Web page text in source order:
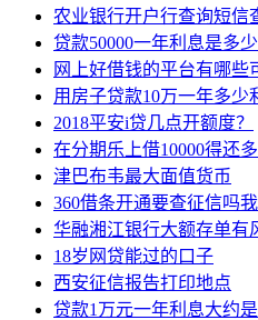
农业银行开户行查询短信
贷款50000一年利息是多
网上好借钱的平台有哪些
用房子贷款10万一年多少
2018平安i贷几点开额度？
在分期乐上借10000得还多
津巴布韦最大面值货币
360借条开通要查征信吗
华融湘江银行大额存单有
18岁网贷能过的口子
西安征信报告打印地点
贷款1万元一年利息大约是